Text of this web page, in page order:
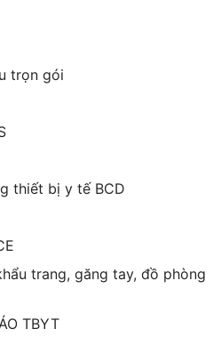
trọn gói
thiết bị y tế BCD
trang, găng tay, đồ phòng
TBYT